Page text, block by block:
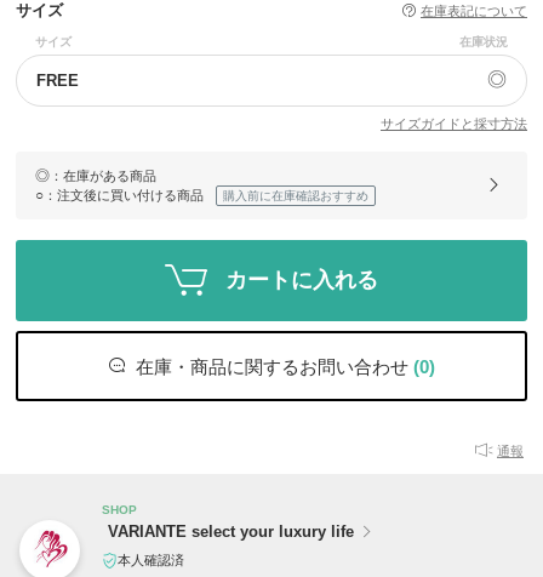
サイズ 在庫表記について
サイズ 在庫状況
FREE ◎
サイズガイドと採寸方法
◎ ：在庫がある商品
○ ：注文後に買い付ける商品 購入前に在庫確認おすすめ
カートに入れる
在庫・商品に関するお問い合わせ (0)
通報
SHOP
VARIANTE select your luxury life
本人確認済